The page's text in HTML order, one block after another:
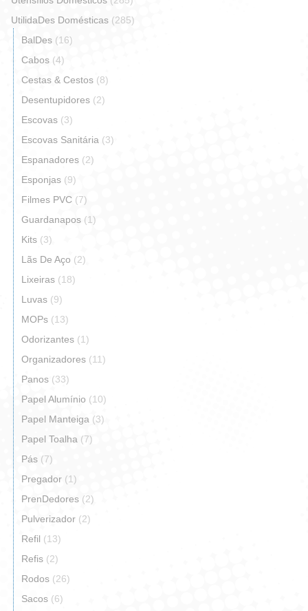
UtilidaDes Domésticas (285)
BalDes (16)
Cabos (4)
Cestas & Cestos (8)
Desentupidores (2)
Escovas (3)
Escovas Sanitária (3)
Espanadores (2)
Esponjas (9)
Filmes PVC (7)
Guardanapos (1)
Kits (3)
Lãs De Aço (2)
Lixeiras (18)
Luvas (9)
MOPs (13)
Odorizantes (1)
Organizadores (11)
Panos (33)
Papel Alumínio (10)
Papel Manteiga (3)
Papel Toalha (7)
Pás (7)
Pregador (1)
PrenDedores (2)
Pulverizador (2)
Refil (13)
Refis (2)
Rodos (26)
Sacos (6)